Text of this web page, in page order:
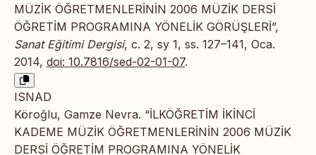
MÜZİK ÖĞRETMENLERİNİN 2006 MÜZİK DERSİ
ÖĞRETİM PROGRAMINA YÖNELİK GÖRÜŞLERİ”,
Sanat Eğitimi Dergisi, c. 2, sy 1, ss. 127–141, Oca.
2014, doi: 10.7816/sed-02-01-07.
ISNAD
Köroğlu, Gamze Nevra. “İLKÖĞRETİM İKİNCİ
KADEME MÜZİK ÖĞRETMENLERİNİN 2006 MÜZİK
DERSİ ÖĞRETİM PROGRAMINA YÖNELİK